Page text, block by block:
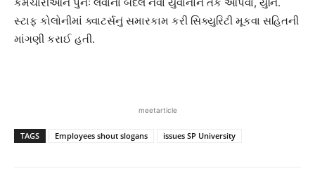
કર્મચારીઓને પુનઃ લેવાના બદલે નવા યુવાનોને તક આપવા, યુનિ.
સ્ટાફ કોલોનીમાં ક્વાટર્સનું સમારકામ કરી સિક્યુરિટી મૂકવા સહિતની
માંગણી કરાઈ હતી.
meetarticle
TAGS Employees shout slogans issues SP University